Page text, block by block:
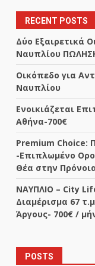
RECENT POSTS
Δύο Εξαιρετικά
Ναυπλίου
Οικόπεδο για
Ναυπλίου
Ενοικιάζεται
Αθήνα-700€
Premium Choice:
-Επιπλωμένο
Θέα στην
ΝΑΥΠΛΙΟ – City
Διαμέρισμα 67
Άργους- 700€ /
POSTS